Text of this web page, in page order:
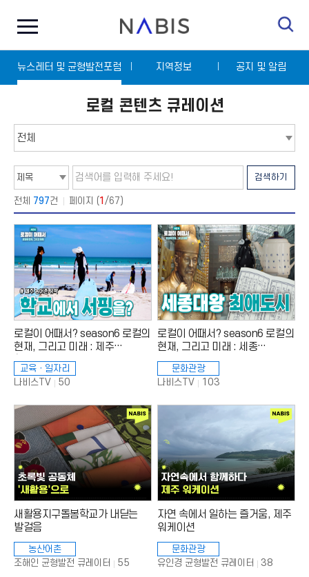
N
A
I
S
전
체
뉴
기
뉴스레터 및 균형발전포럼 지역정보 공지 및 알림
로컬 콘텐츠 큐레이션
탭
메
택
검
색
타
입
선
택
검
색
어
입
력
검색하기
전체 797건 페이지 (1 /67)
로컬이 어때서? season6 로컬의
현재, 그리고 미래 : 제주
함께온제주편
교육ㆍ일자리
나비스TV
조
:
50
로컬이 어때서? season6 로컬의
현재, 그리고 미래 : 세종
한글문화도시편
문화관광
나비스TV
조
103
새활용지구돌봄학교가 내딛는
발걸음
농산어촌
조해인 균형발전 큐레이터
조
55
자연 속에서 일하는 즐거움, 제주
워케이션
문화관광
유인경 균형발전 큐레이터
조
38